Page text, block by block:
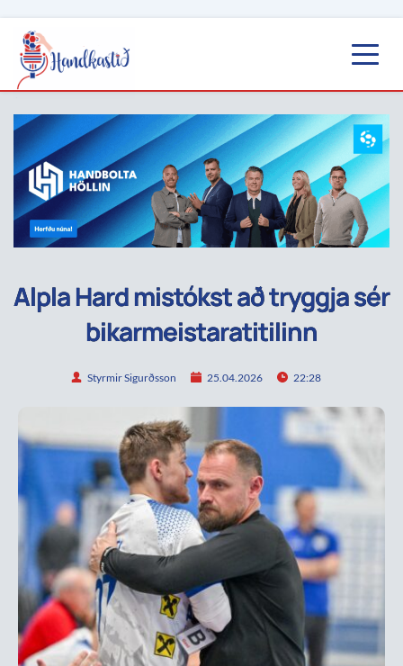
Alpla Hard mistókst að tryggja sér
bikarmeistaratitilinn
Styrmir Sigurðsson 25.04.2026 22:28